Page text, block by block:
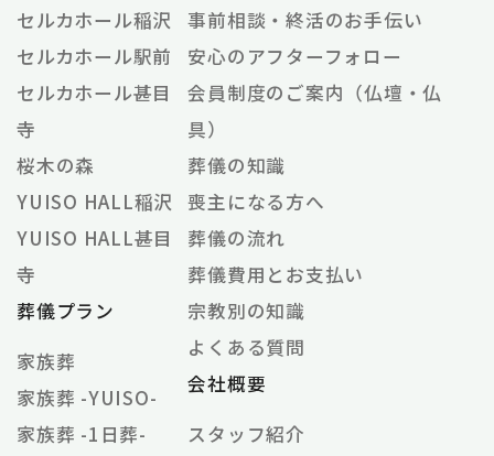
セルカホール稲沢
セルカホール駅前
セルカホール甚目
寺
桜木の森
YUISO HALL稲沢
YUISO HALL甚目
寺
葬儀プラン
家族葬
家族葬 -YUISO-
家族葬 -1日葬-
事前相談・終活のお手伝い
安心のアフターフォロー
会員制度のご案内（仏壇・仏
具）
葬儀の知識
喪主になる方へ
葬儀の流れ
葬儀費用とお支払い
宗教別の知識
よくある質問
会社概要
スタッフ紹介